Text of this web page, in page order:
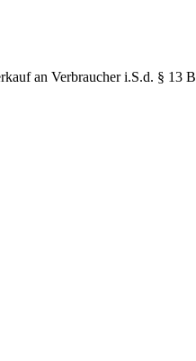
an Verbraucheri.S.d. § 13